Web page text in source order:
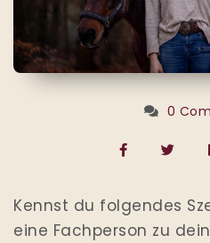
0
Kennst du folgendes
eine Fachperson zu